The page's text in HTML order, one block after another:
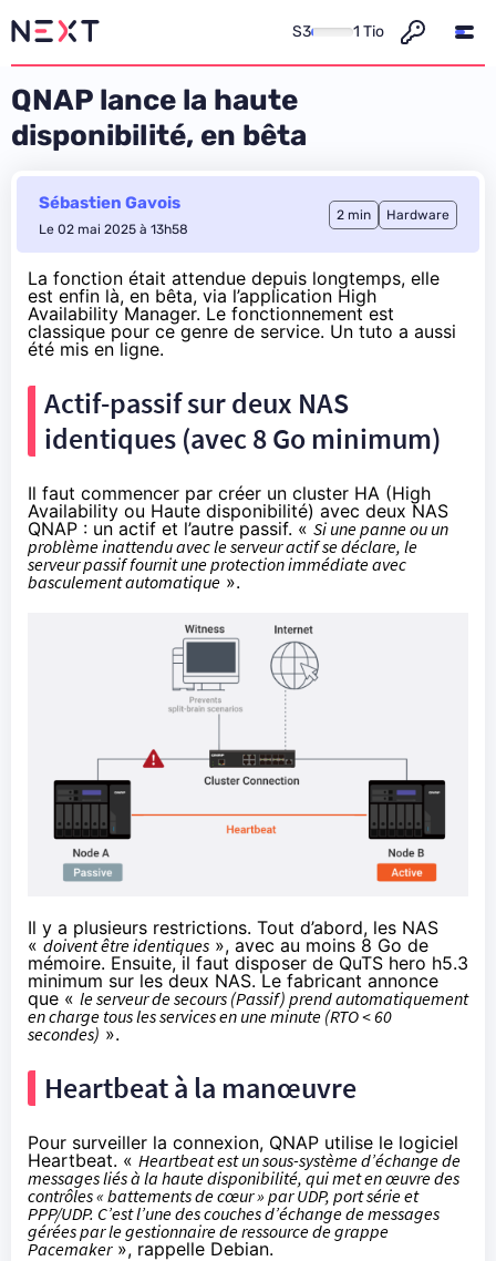
S3 1 Tio
QNAP lance la haute
disponibilité, en bêta
Sébastien Gavois
Le 02 mai 2025 à 13h58
2 min Hardware
La fonction était attendue depuis longtemps, elle
est enfin là, en bêta, via l’application High
Availability Manager. Le fonctionnement est
classique pour ce genre de service. Un tuto a aussi
été mis en ligne.
Actif-passif sur deux NAS
identiques (avec 8 Go minimum)
Il faut commencer par créer un cluster HA (High
Availability ou Haute disponibilité) avec deux NAS
QNAP : un actif et l’autre passif. « Si une panne ou un
problème inattendu avec le serveur actif se déclare, le
serveur passif fournit une protection immédiate avec
basculement automatique ».
Il y a plusieurs restrictions. Tout d’abord, les NAS
« doivent être identiques », avec au moins 8 Go de
mémoire. Ensuite, il faut disposer de QuTS hero h5.3
minimum sur les deux NAS. Le fabricant annonce
que « le serveur de secours (Passif) prend automatiquement
en charge tous les services en une minute (RTO < 60
secondes) ».
Heartbeat à la manœuvre
Pour surveiller la connexion, QNAP utilise le logiciel
Heartbeat. « Heartbeat est un sous-système d’échange de
messages liés à la haute disponibilité, qui met en œuvre des
contrôles « battements de cœur » par UDP, port série et
PPP/UDP. C’est l’une des couches d’échange de messages
gérées par le gestionnaire de ressource de grappe
Pacemaker», rappelle Debian.